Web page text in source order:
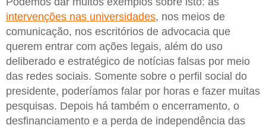
intervenções nas universidades, nos meios de
comunicação, nos escritórios de advocacia que
querem entrar com ações legais, além do uso
deliberado e estratégico de notícias falsas por meio
das redes sociais. Somente sobre o perfil social do
presidente, poderíamos falar por horas e fazer muitas
pesquisas. Depois há também o encerramento, o
desfinanciamento e a perda de independência das